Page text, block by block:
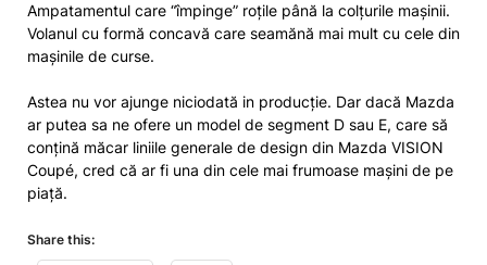
Ampatamentul care “împinge” roțile până la colțurile mașinii.
Volanul cu formă concavă care seamănă mai mult cu cele din
mașinile de curse.
Astea nu vor ajunge niciodată in producție. Dar dacă Mazda
ar putea sa ne ofere un model de segment D sau E, care să
conțină măcar liniile generale de design din Mazda VISION
Coupé, cred că ar fi una din cele mai frumoase mașini de pe
piață.
Share this: